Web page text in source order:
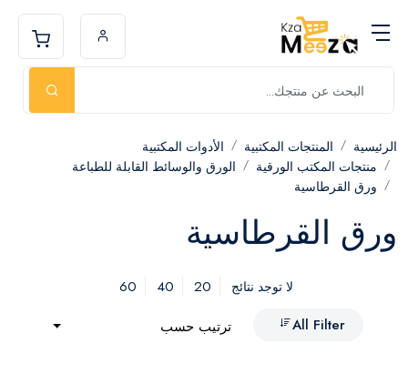
الرئيسية المنتجات المكتبية
الأدوات المكتبية
منتجات المكتب الورقية
الورق والوسائط القابلة للطباعة
ورق القرطاسية
ورق القرطاسية
لا توجد نتائج 20
40
60
All Filter
ترتيب حسب